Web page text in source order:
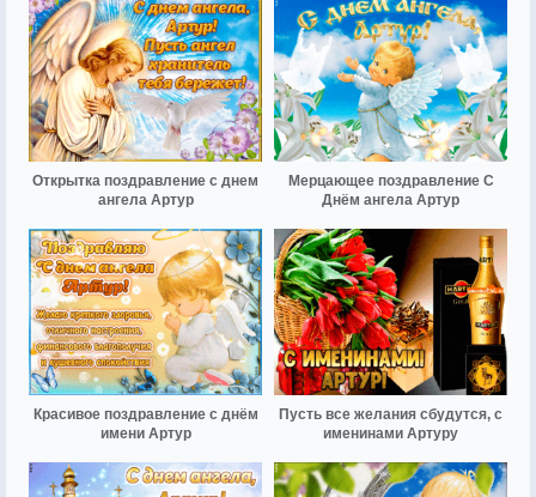
Открытка поздравление с днем
ангела Артур
Мерцающее поздравление С
Днём ангела Артур
Красивое поздравление с днём
имени Артур
Пусть все желания сбудутся, с
именинами Артуру